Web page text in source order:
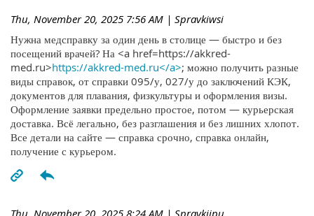
Thu, November 20, 2025 7:56 AM | Spravkiwsi
Нужна медсправку за один день в столице — быстро и без
посещений врачей? На <a href=https://akkred-
med.ru>https://akkred-med.ru</a>; можно получить разные
виды справок, от справки 095/у, 027/у до заключений КЭК,
документов для плавания, физкультуры и оформления визы.
Оформление заявки предельно простое, потом — курьерская
доставка. Всё легально, без разглашения и без лишних хлопот.
Все детали на сайте — справка срочно, справка онлайн,
получение с курьером.
Thu, November 20, 2025 8:24 AM | Spravkiipu